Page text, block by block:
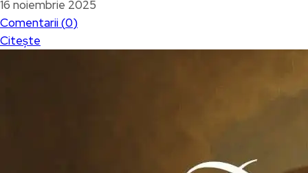
16 noiembrie 2025
Comentarii (0)
Citește